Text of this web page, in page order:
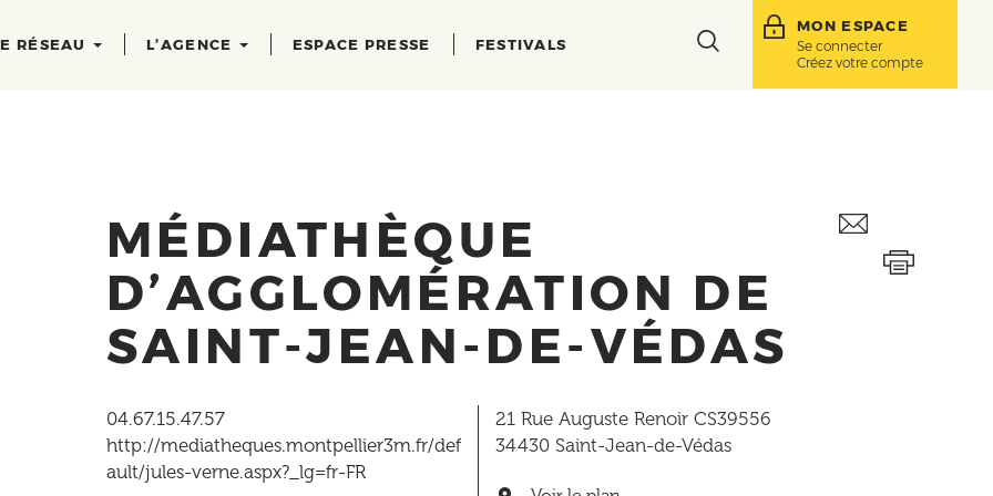
RÉSEAU L’AGENCE ESPACE PRESSE FESTIVALS
Toggle
MON ESPACE
Se connecter
Créez votre compte
MÉDIATHÈQUE
D’AGGLOMÉRATION DE
SAINT-JEAN-DE-VÉDAS
04.67.15.47.57
http://mediatheques.montpellier3m.fr/def
ault/jules-verne.aspx?_lg=fr-FR
21 Rue Auguste Renoir CS39556
34430 Saint-Jean-de-Védas